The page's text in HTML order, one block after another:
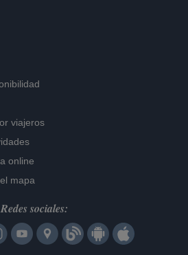
viajeros
online
mapa
Redes sociales: